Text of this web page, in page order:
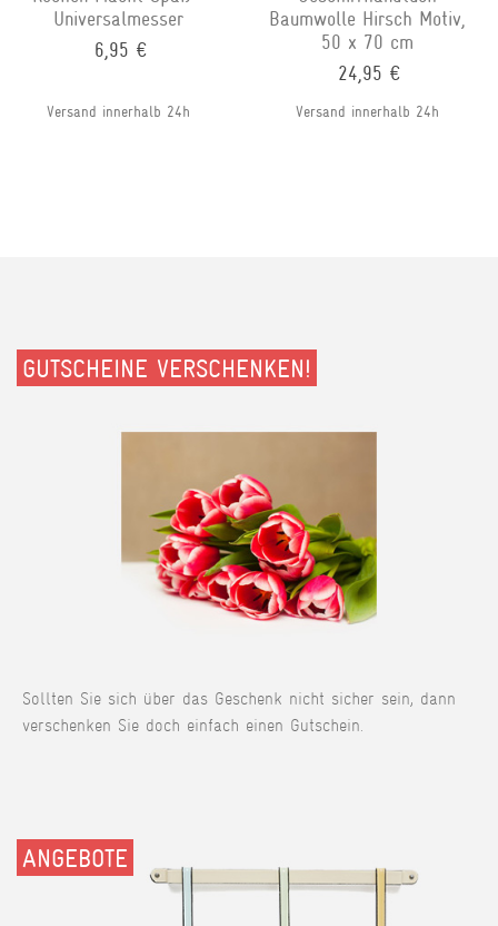
Universalmesser
6,95 €
Versand innerhalb 24h
Baumwolle Hirsch Motiv,
50 x 70 cm
24,95 €
Versand innerhalb 24h
GUTSCHEINE VERSCHENKEN!
Sollten Sie sich über das Geschenk nicht sicher sein, dann
verschenken Sie doch einfach einen Gutschein.
ANGEBOTE